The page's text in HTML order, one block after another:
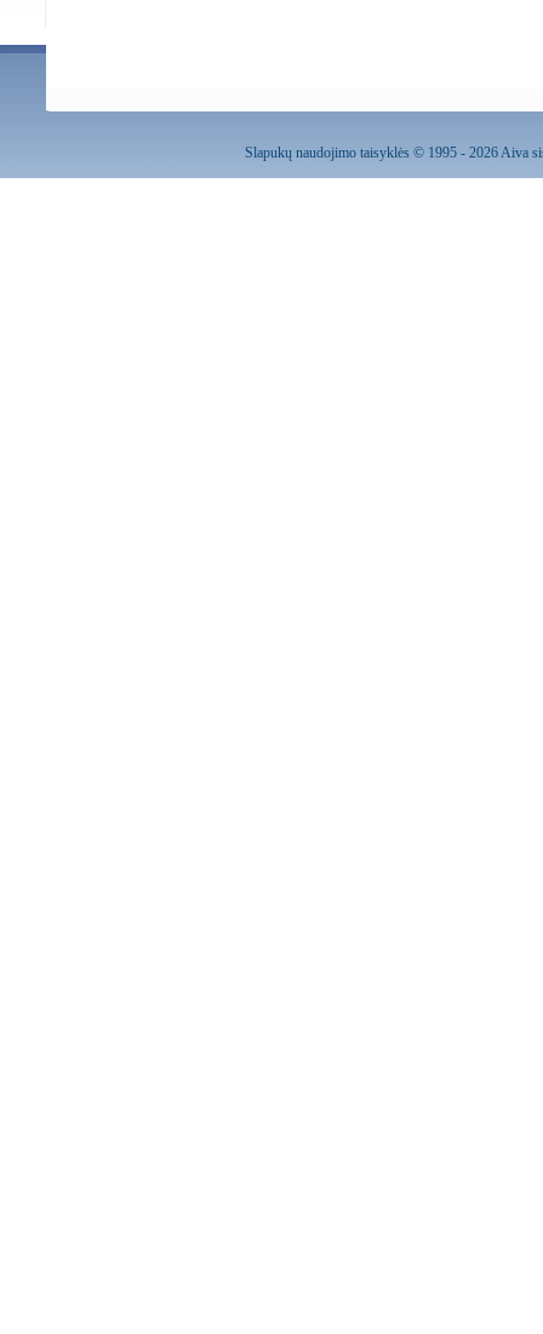
Slapukų naudojimo taisyklės© 1995 - 2026 Aiva